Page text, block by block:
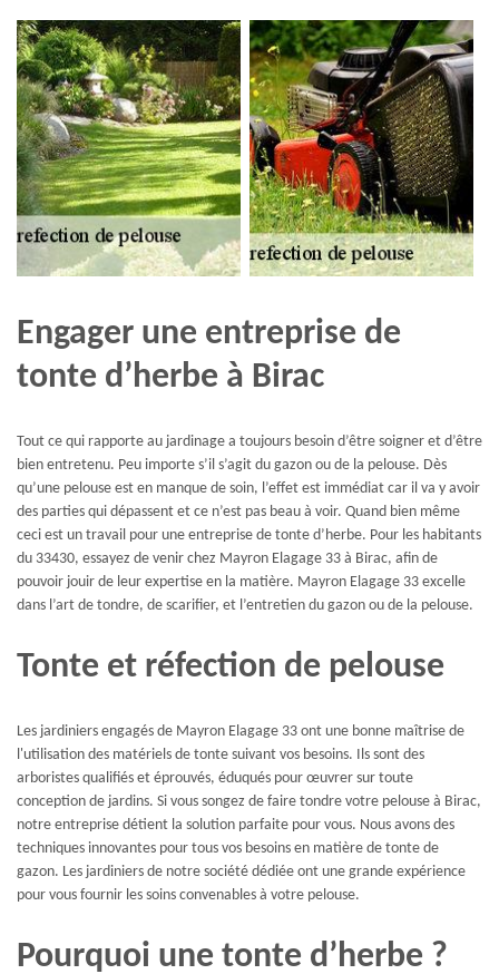
Engager une entreprise de
tonte d’herbe à Birac
Tout ce qui rapporte au jardinage a toujours besoin d’être soigner et d’être
bien entretenu. Peu importe s’il s’agit du gazon ou de la pelouse. Dès
qu’une pelouse est en manque de soin, l’effet est immédiat car il va y avoir
des parties qui dépassent et ce n’est pas beau à voir. Quand bien même
ceci est un travail pour une entreprise de tonte d’herbe. Pour les habitants
du 33430, essayez de venir chez Mayron Elagage 33 à Birac, afin de
pouvoir jouir de leur expertise en la matière. Mayron Elagage 33 excelle
dans l’art de tondre, de scarifier, et l’entretien du gazon ou de la pelouse.
Tonte et réfection de pelouse
Les jardiniers engagés de Mayron Elagage 33 ont une bonne maîtrise de
l'utilisation des matériels de tonte suivant vos besoins. Ils sont des
arboristes qualifiés et éprouvés, éduqués pour œuvrer sur toute
conception de jardins. Si vous songez de faire tondre votre pelouse à Birac,
notre entreprise détient la solution parfaite pour vous. Nous avons des
techniques innovantes pour tous vos besoins en matière de tonte de
gazon. Les jardiniers de notre société dédiée ont une grande expérience
pour vous fournir les soins convenables à votre pelouse.
Pourquoi une tonte d’herbe ?